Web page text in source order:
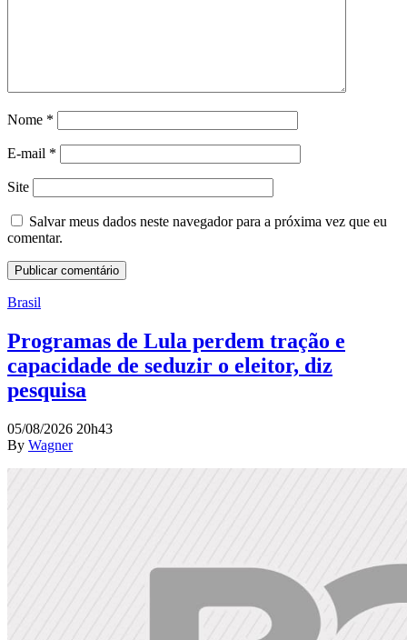
Nome *
E-mail *
Site
Salvar meus dados neste navegador para a próxima vez que eu
comentar.
Brasil
Programas de Lula perdem tração e
capacidade de seduzir o eleitor, diz
pesquisa
05/08/2026 20h43
By Wagner